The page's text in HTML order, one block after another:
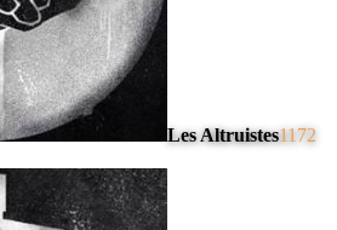
Les Altruistes1172